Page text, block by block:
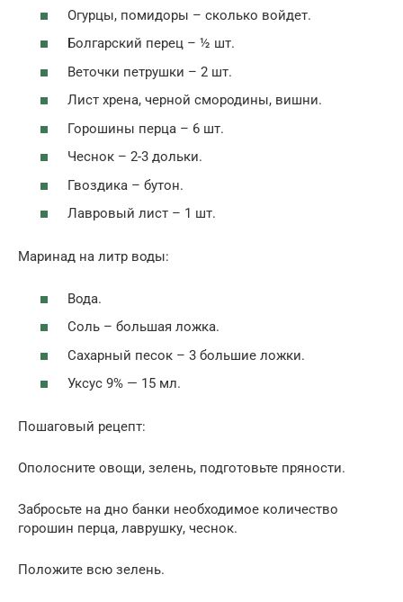
Огурцы, помидоры – сколько войдет.
Болгарский перец – ½ шт.
Веточки петрушки – 2 шт.
Лист хрена, черной смородины, вишни.
Горошины перца – 6 шт.
Чеснок – 2-3 дольки.
Гвоздика – бутон.
Лавровый лист – 1 шт.
Маринад на литр воды:
Вода.
Соль – большая ложка.
Сахарный песок – 3 большие ложки.
Уксус 9% — 15 мл.
Пошаговый рецепт:
Ополосните овощи, зелень, подготовьте пряности.
Забросьте на дно банки необходимое количество
горошин перца, лаврушку, чеснок.
Положите всю зелень.